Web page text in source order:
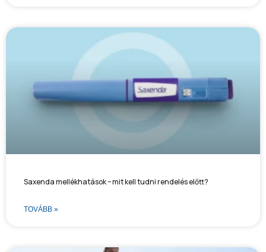
Saxenda mellékhatások – mit kell tudni rendelés előtt?
TOVÁBB »